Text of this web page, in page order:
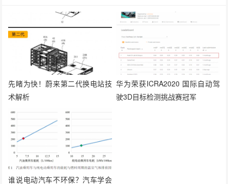
先睹为快！蔚来第二代换电站技
术解析
华为荣获ICRA2020 国际自动驾
驶3D目标检测挑战赛冠军
谁说电动汽车不环保？汽车学会